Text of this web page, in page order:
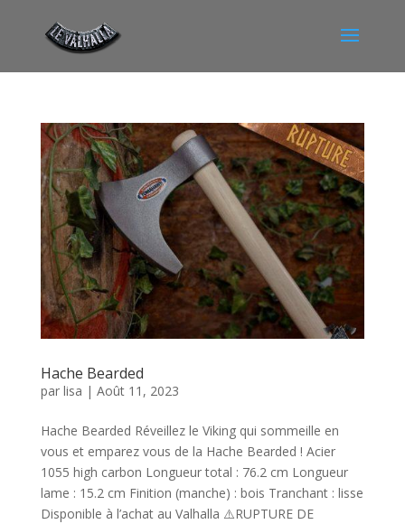
Hache Bearded
par lisa | Août 11, 2023
Hache Bearded Réveillez le Viking qui sommeille en
vous et emparez vous de la Hache Bearded ! Acier
1055 high carbon Longueur total : 76.2 cm Longueur
lame : 15.2 cm Finition (manche) : bois Tranchant : lisse
Disponible à l’achat au Valhalla ⚠️RUPTURE DE